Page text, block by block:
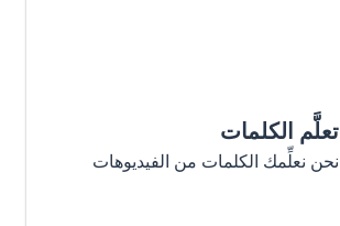
تعلَّم الكلمات
نحن نعلِّمك الكلمات من الفيديوهات